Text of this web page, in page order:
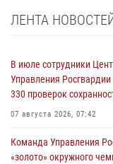
ЛЕНТА
В июле сотрудники
Управления
330 проверок
07 августа 2026, 07:42
Команда Управления
«золото» окружного